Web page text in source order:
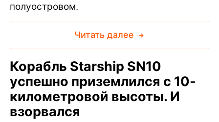
полуостровом.
Читать далее
Корабль Starship SN10
успешно приземлился с 10-
километровой высоты. И
взорвался